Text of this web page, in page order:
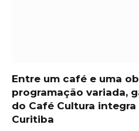
Entre um café e uma
programação variada,
do Café Cultura
Curitiba